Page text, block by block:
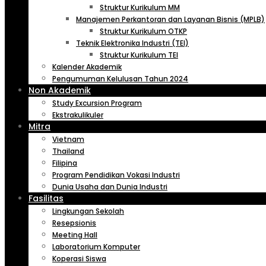
Struktur Kurikulum MM
Manajemen Perkantoran dan Layanan Bisnis (MPLB)
Struktur Kurikulum OTKP
Teknik Elektronika Industri (TEI)
Struktur Kurikulum TEI
Kalender Akademik
Pengumuman Kelulusan Tahun 2024
Non Akademik
Study Excursion Program
Ekstrakulikuler
Mitra
Vietnam
Thailand
Filipina
Program Pendidikan Vokasi Industri
Dunia Usaha dan Dunia Industri
Fasilitas
Lingkungan Sekolah
Resepsionis
Meeting Hall
Laboratorium Komputer
Koperasi Siswa